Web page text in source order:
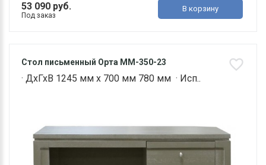
53 090 руб.
Под заказ
В корзину
Стол письменный Орта ММ-350-23
· ДхГхВ 1245 мм х 700 мм 780 мм · Исп..